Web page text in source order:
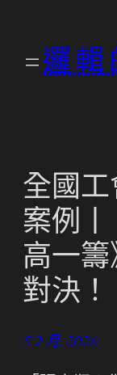
邏輯
全國
案例丨
高一
對決！
5 2 月, 2026